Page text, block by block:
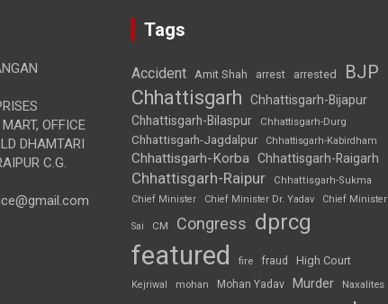
OFFICE
DHAMTARI
C.G.
Tags
Accident Amit Shah arrest arrested BJP
Chhattisgarh
Chhattisgarh-Bijapur
Chhattisgarh-Bilaspur
Chhattisgarh-Durg
Chhattisgarh-Jagdalpur Chhattisgarh-Kabirdham
Chhattisgarh-Korba Chhattisgarh-Raigarh
Chhattisgarh-Raipur
Chhattisgarh-Sukma
Chief Minister
Chief Minister Dr. Yadav Chief Minister
Sai CM Congress dprcg
featured fire fraud High Court
Kejriwal mohan Mohan Yadav Murder Naxalites